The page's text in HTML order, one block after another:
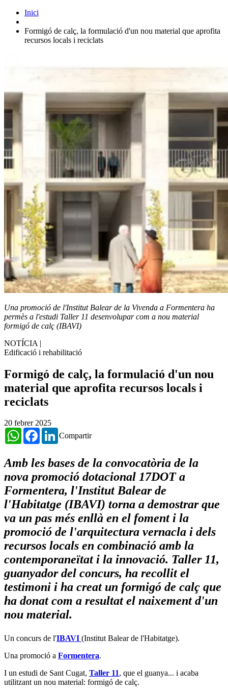
Inici
Formigó de calç, la formulació d'un nou material que aprofita
recursos locals i reciclats
Una promoció de l'Institut Balear de la Vivenda a Formentera ha
permès a l'estudi Taller 11 desenvolupar com a nou material
formigó de calç (IBAVI)
NOTÍCIA |
Edificació i rehabilitació
Formigó de calç, la formulació d'un nou
material que aprofita recursos locals i
reciclats
20 febrer 2025
Compartir
WhatsAppFacebookLinkedIn
Amb les bases de la convocatòria de la
nova promoció dotacional 17DOT a
Formentera, l'Institut Balear de
l'Habitatge (IBAVI) torna a demostrar que
va un pas més enllà en el foment i la
promoció de l'arquitectura vernacla i dels
recursos locals en combinació amb la
contemporaneïtat i la innovació. Taller 11,
guanyador del concurs, ha recollit el
testimoni i ha creat un formigó de calç que
ha donat com a resultat el naixement d'un
nou material.
Un concurs de l'IBAVI (Institut Balear de l'Habitatge).
Una promoció a Formentera.
I un estudi de Sant Cugat, Taller 11, que el guanya... i acaba
utilitzant un nou material: formigó de calç.